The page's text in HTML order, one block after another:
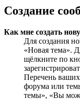
Создание
Как мне создать
Для создания
«Новая тема».
щёлкните по
Перечень ваших
форума или
темы», «Вы